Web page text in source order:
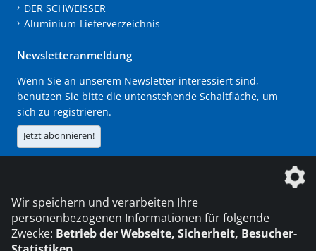
DER SCHWEISSER
Aluminium-Lieferverzeichnis
Newsletteranmeldung
Wenn Sie an unserem Newsletter interessiert sind,
benutzen Sie bitte die untenstehende Schaltfläche, um
sich zu registrieren.
Jetzt abonnieren!
Die DVS Media GmbH ist ein Unternehmen der
Wir speichern und verarbeiten Ihre
personenbezogenen Informationen für folgende
Zwecke: Betrieb der Webseite, Sicherheit, Besucher-